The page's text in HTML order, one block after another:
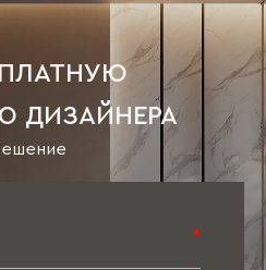
ДИЗАЙНЕРА
*